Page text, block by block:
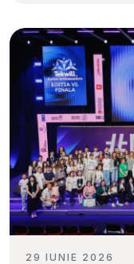
29 IUNIE 2026